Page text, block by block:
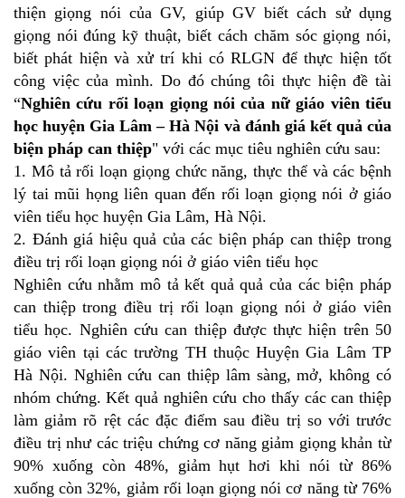
thiện giọng nói của GV, giúp GV biết cách sử dụng
giọng nói đúng kỹ thuật, biết cách chăm sóc giọng nói,
biết phát hiện và xử trí khi có RLGN để thực hiện tốt
công việc của mình. Do đó chúng tôi thực hiện đề tài
“Nghiên cứu rối loạn giọng nói của nữ giáo viên tiểu
học huyện Gia Lâm – Hà Nội và đánh giá kết quả của
biện pháp can thiệp" với các mục tiêu nghiên cứu sau:
1. Mô tả rối loạn giọng chức năng, thực thể và các bệnh
lý tai mũi họng liên quan đến rối loạn giọng nói ở giáo
viên tiểu học huyện Gia Lâm, Hà Nội.
2. Đánh giá hiệu quả của các biện pháp can thiệp trong
điều trị rối loạn giọng nói ở giáo viên tiểu học
Nghiên cứu nhằm mô tả kết quả quả của các biện pháp
can thiệp trong điều trị rối loạn giọng nói ở giáo viên
tiểu học. Nghiên cứu can thiệp được thực hiện trên 50
giáo viên tại các trường TH thuộc Huyện Gia Lâm TP
Hà Nội. Nghiên cứu can thiệp lâm sàng, mở, không có
nhóm chứng. Kết quả nghiên cứu cho thấy các can thiệp
làm giảm rõ rệt các đặc điểm sau điều trị so với trước
điều trị như các triệu chứng cơ năng giảm giọng khản từ
90% xuống còn 48%, giảm hụt hơi khi nói từ 86%
xuống còn 32%, giảm rối loạn giọng nói cơ năng từ 76%